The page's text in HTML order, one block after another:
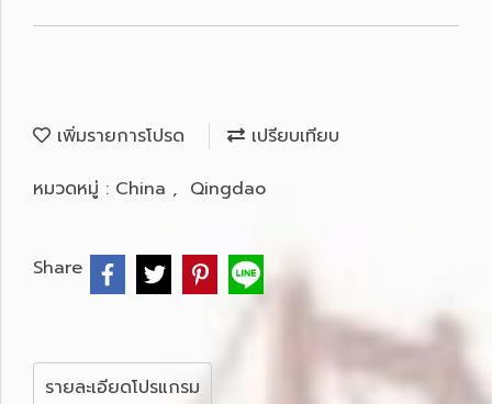
เพิ่มรายการโปรด
เปรียบเทียบ
หมวดหมู่ : China , Qingdao
Share
รายละเอียดโปรแกรม